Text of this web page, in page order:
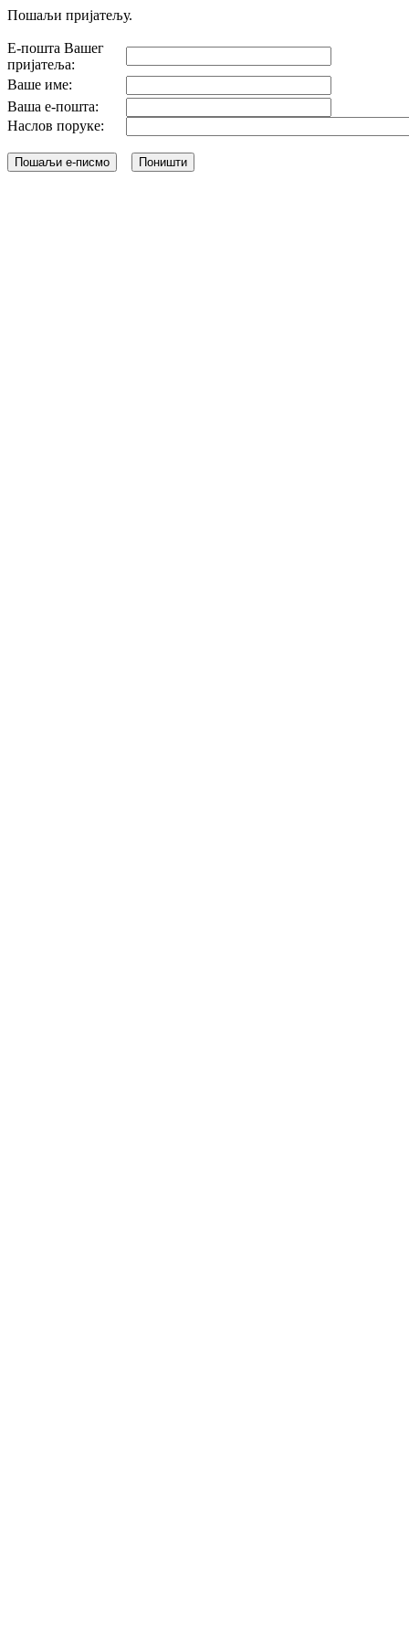
Пошаљи пријатељу.
Е-пошта Вашег
пријатеља:
Ваше име:
Ваша е-пошта:
Наслов поруке: